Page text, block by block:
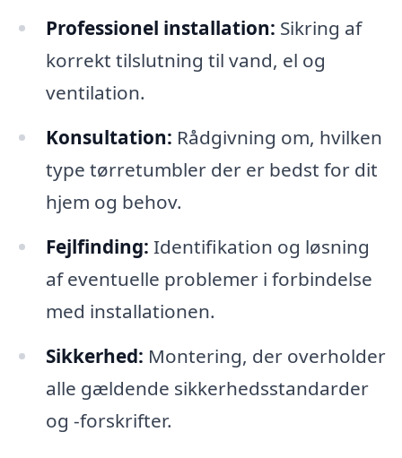
Professionel installation: Sikring af
korrekt tilslutning til vand, el og
ventilation.
Konsultation: Rådgivning om, hvilken
type tørretumbler der er bedst for dit
hjem og behov.
Fejlfinding: Identifikation og løsning
af eventuelle problemer i forbindelse
med installationen.
Sikkerhed: Montering, der overholder
alle gældende sikkerhedsstandarder
og -forskrifter.